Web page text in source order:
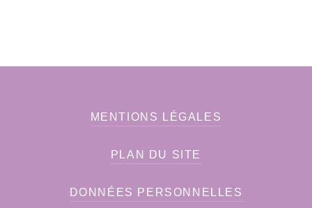
MENTIONS LÉGALES
PLAN DU SITE
DONNÉES PERSONNELLES